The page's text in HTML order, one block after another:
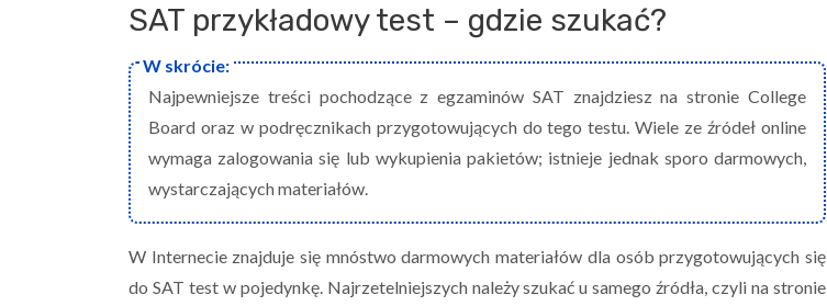
SAT przykładowy test – gdzie szukać?
Najpewniejsze treści pochodzące z egzaminów SAT znajdziesz na stronie College
Board oraz w podręcznikach przygotowujących do tego testu. Wiele ze źródeł online
wymaga zalogowania się lub wykupienia pakietów; istnieje jednak sporo darmowych,
wystarczających materiałów.
W Internecie znajduje się mnóstwo darmowych materiałów dla osób przygotowujących się
do SAT test w pojedynkę. Najrzetelniejszych należy szukać u samego źródła, czyli na stronie